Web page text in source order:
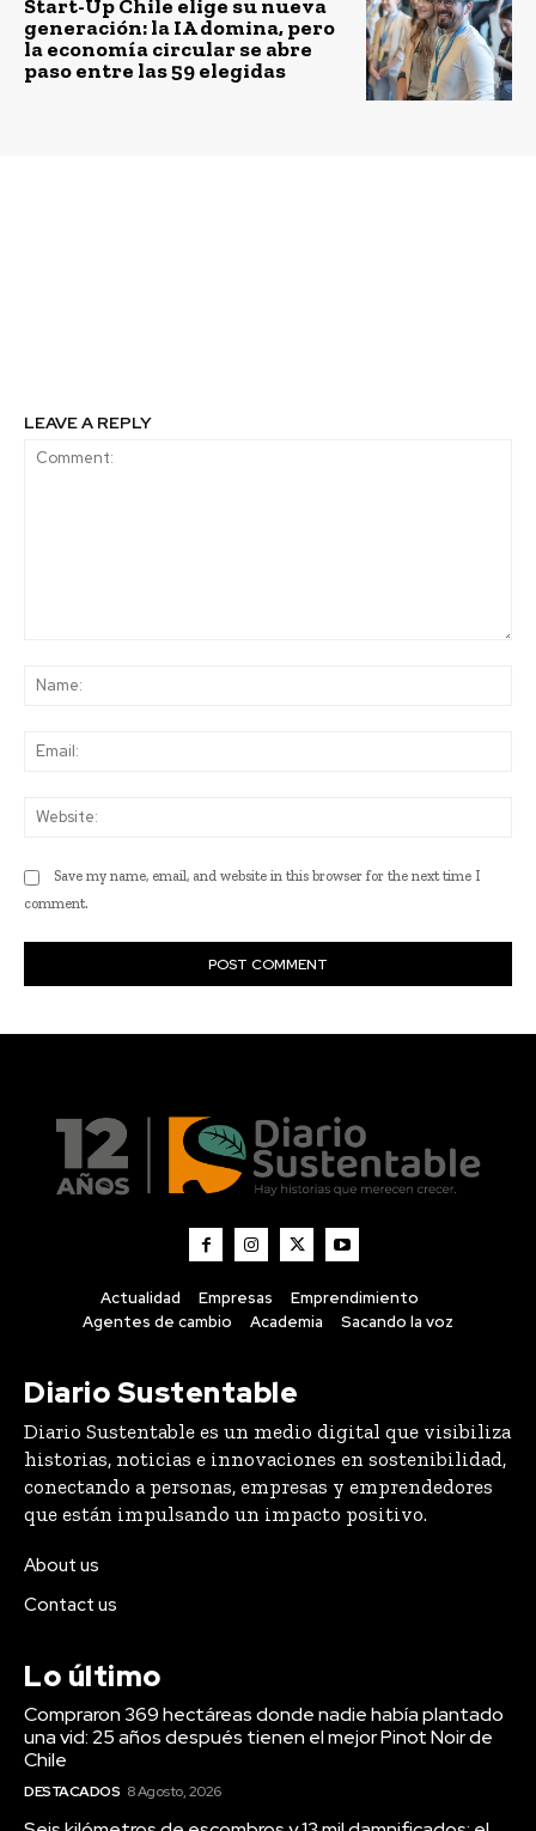
Actualidad Empresas
Emprendimiento
Agentes de cambio
Academia Sacando la voz
Diario Sustentable
Diario Sustentable es un medio digital que visibiliza
historias, noticias e innovaciones en sostenibilidad,
conectando a personas, empresas y emprendedores
que están impulsando un impacto positivo.
About us
Contact us
Lo último
Compraron 369 hectáreas donde nadie había plantado
una vid: 25 años después tienen el mejor Pinot Noir de
Chile
DESTACADOS 8 Agosto, 2026